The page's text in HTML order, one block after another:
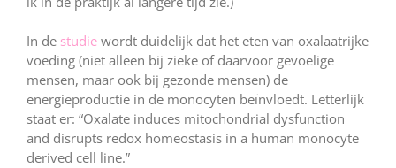
In de studie wordt duidelijk dat het eten van oxalaatrijke
voeding (niet alleen bij zieke of daarvoor gevoelige
mensen, maar ook bij gezonde mensen) de
energieproductie in de monocyten beïnvloedt. Letterlijk
staat er: “Oxalate induces mitochondrial dysfunction
and disrupts redox homeostasis in a human monocyte
derived cell line.”